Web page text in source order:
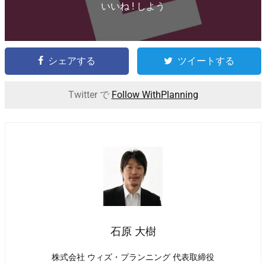
いいね ! しよう
シェアする ツイートする
Twitter で Follow WithPlanning
石原 大樹
株式会社 ウィズ・プランニング 代表取締役